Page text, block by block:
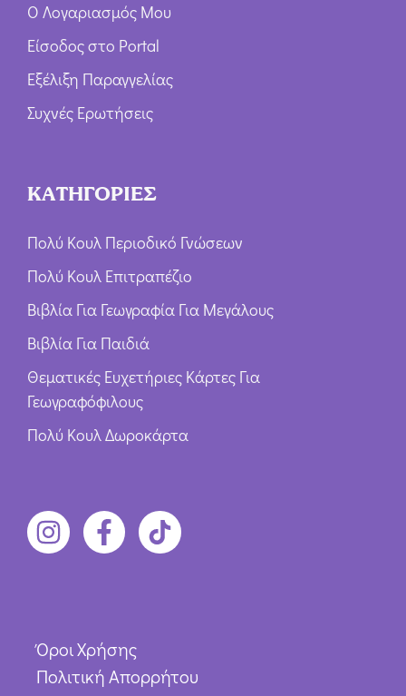
Ο Λογαριασμός Μου
Είσοδος στο Portal
Εξέλιξη Παραγγελίας
Συχνές Ερωτήσεις
ΚΑΤΗΓΟΡΙΕΣ
Πολύ Κουλ Περιοδικό Γνώσεων
Πολύ Κουλ Επιτραπέζιο
Βιβλία Για Γεωγραφία Για Μεγάλους
Βιβλία Για Παιδιά
Θεματικές Ευχετήριες Κάρτες Για
Γεωγραφόφιλους
Πολύ Κουλ Δωροκάρτα
Όροι Χρήσης
Πολιτική Απορρήτου